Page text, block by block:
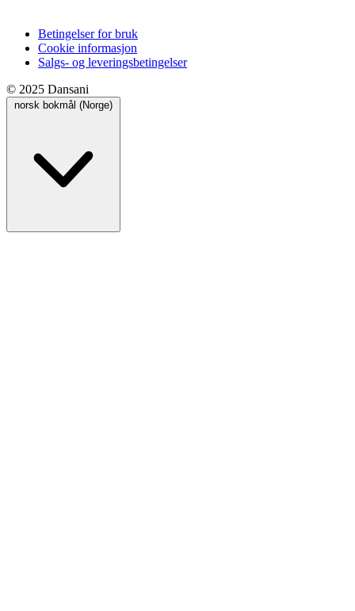
Betingelser for bruk
Cookie informasjon
Salgs- og leveringsbetingelser
© 2025 Dansani
norsk bokmål (Norge)